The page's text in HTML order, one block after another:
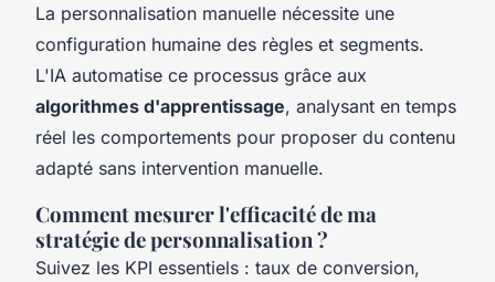
La personnalisation manuelle nécessite une
configuration humaine des règles et segments.
L'IA automatise ce processus grâce aux
algorithmes d'apprentissage, analysant en temps
réel les comportements pour proposer du contenu
adapté sans intervention manuelle.
Comment mesurer l'efficacité de ma
stratégie de personnalisation ?
Suivez les KPI essentiels : taux de conversion,